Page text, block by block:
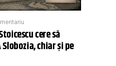
cere să
chiar și pe